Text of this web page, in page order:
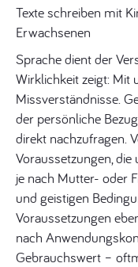
Texte schreiben mit
Erwachsenen
Sprache dient der
Wirklichkeit zeigt: Mit
Missverständnisse.
der persönliche
direkt nachzufragen.
Voraussetzungen,
je nach Mutter- oder
und geistigen
Voraussetzungen
nach
Gebrauchswert –